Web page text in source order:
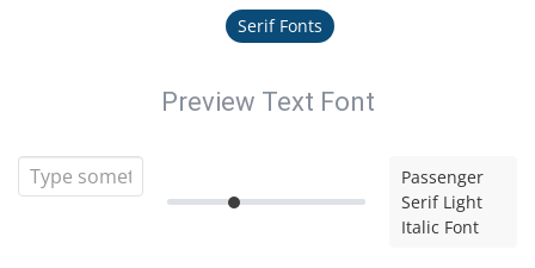
Serif Fonts
Preview Text Font
Passenger
Serif Light
Italic Font